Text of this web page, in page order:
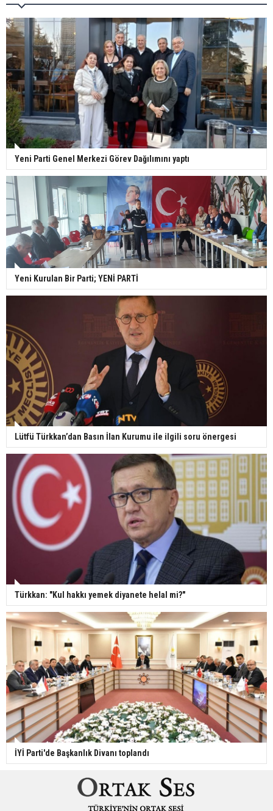
Yeni Parti Genel Merkezi Görev Dağılımını yaptı
Yeni Kurulan Bir Parti; YENİ PARTİ
Lütfü Türkkan’dan Basın İlan Kurumu ile ilgili soru önergesi
Türkkan: "Kul hakkı yemek diyanete helal mi?"
İYİ Parti'de Başkanlık Divanı toplandı